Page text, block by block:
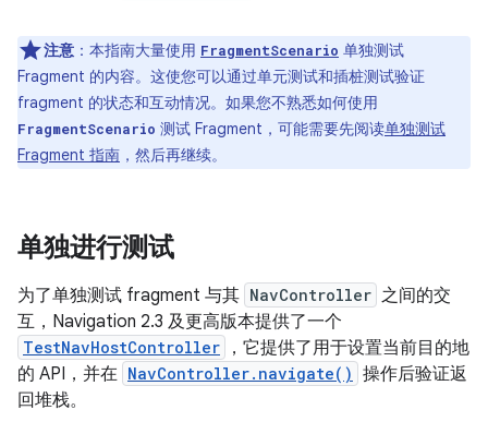
注意 ：本指南大量使用 FragmentScenario 单独测试
Fragment 的内容。这使您可以通过单元测试和插桩测试验证
fragment 的状态和互动情况。如果您不熟悉如何使用
FragmentScenario 测试 Fragment，可能需要先阅读单独测试
Fragment 指南 ，然后再继续。
单独进行测试
为了单独测试 fragment 与其 NavController 之间的交
互，Navigation 2.3 及更高版本提供了一个
TestNavHostController
，它提供了用于设置当前目的地
的 API，并在 NavController.navigate() 操作后验证返
回堆栈。